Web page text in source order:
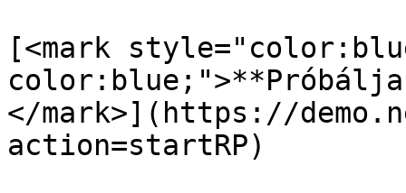
[<mark
</mark>](https://
action=startRP)